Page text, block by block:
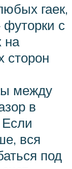
гаек,
футорки с
на
сторон
между
в
вся
под